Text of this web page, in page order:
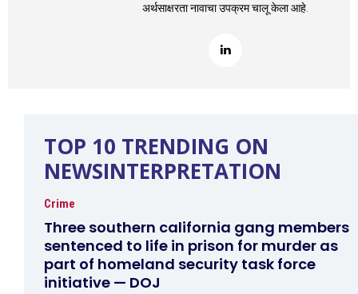
अर्थसाक्षरता नावाचा उपक्रम चालू केला आहे.
TOP 10 TRENDING ON
NEWSINTERPRETATION
Crime
Three southern california gang members
sentenced to life in prison for murder as
part of homeland security task force
initiative — DOJ